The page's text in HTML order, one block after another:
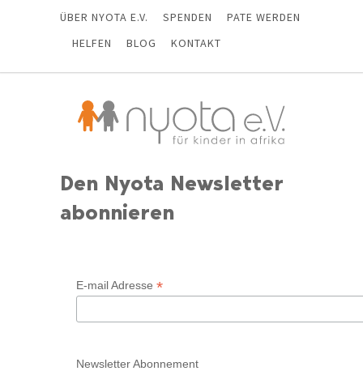
ÜBER NYOTA E.V. SPENDEN
PATE WERDEN
HELFEN
BLOG KONTAKT
Den Nyota Newsletter
abonnieren
E-mail Adresse *
Newsletter Abonnement